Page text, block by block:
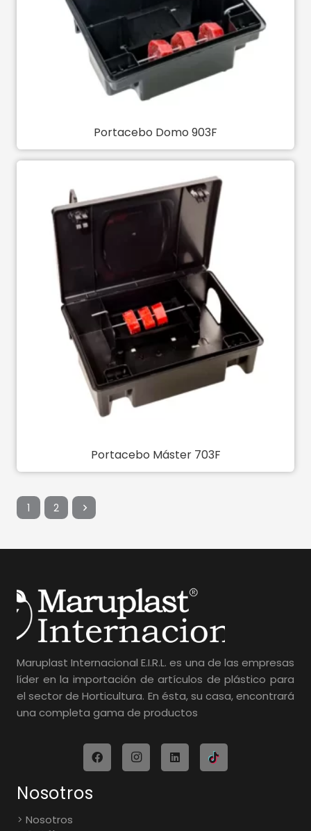
Portacebo Domo 903F
Portacebo Máster 703F
1 2
Maruplast Internacional E.I.R.L. es una de las empresas
líder en la importación de artículos de plástico para
el sector de Horticultura. En ésta, su casa, encontrará
una completa gama de productos
Nosotros
Nosotros